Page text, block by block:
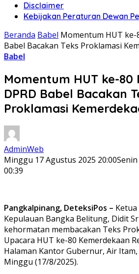
Disclaimer
Kebijakan Peraturan Dewan
Beranda Babel Momentum HUT ke-
Babel Bacakan Teks Proklamasi
Babel
Momentum HUT ke-80
DPRD Babel Bacakan
Proklamasi
AdminWeb
Minggu 17 Agustus 2025 20:00
00:39
Pangkalpinang, DeteksiPos – Ketua
Kepulauan Bangka Belitung, Didit
kehormatan membacakan Teks
Upacara HUT ke-80 Kemerdekaan
Halaman Kantor Gubernur, Air
Minggu (17/8/2025).